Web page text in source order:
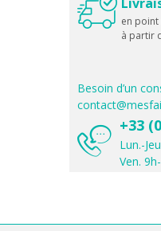
en point
à partir
Besoin d’un
+33
Lun.-
Ven.